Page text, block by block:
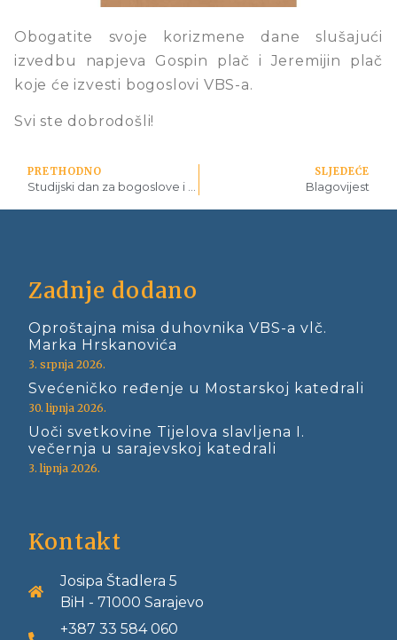
Obogatite svoje korizmene dane slušajući
izvedbu napjeva Gospin plač i Jeremijin plač
koje će izvesti bogoslovi VBS-a.
Svi ste dobrodošli!
PRETHODNO SLJEDEĆE
Blagovijest
Zadnje dodano
Oproštajna misa duhovnika VBS-a vlč.
Marka Hrskanovića
3. srpnja 2026.
Svećeničko ređenje u Mostarskoj katedrali
30. lipnja 2026.
Uoči svetkovine Tijelova slavljena I.
večernja u sarajevskoj katedrali
3. lipnja 2026.
Kontakt
Josipa Štadlera 5
BiH - 71000 Sarajevo
+387 33 584 060